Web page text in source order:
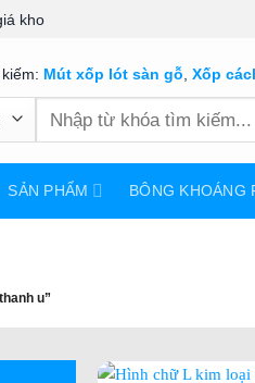
kho
Mút xốp lót sàn gỗ Xốp
Tìm
SẢN PHẨM BÔNG KHOÁNG
u”